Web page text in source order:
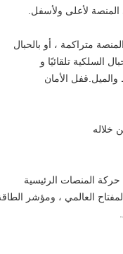
المنصة لأعلى ولأسفل.
متراكمة ، أو بالحبال
السلكية تلقائيًا و
الأمان
خلاله
المنصات الرئيسية
العالمي ، ومؤشر